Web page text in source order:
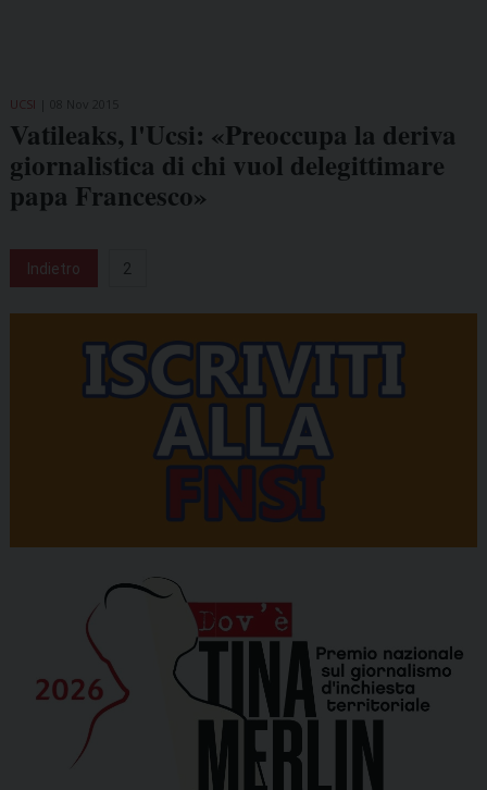
UCSI
Vatileaks, l'Ucsi: «Preoccupa la deriva
giornalistica di chi vuol delegittimare
papa Francesco»
Indietro 2